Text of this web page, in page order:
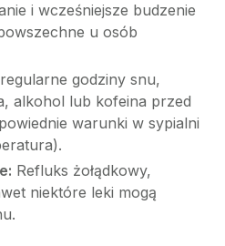
i wcześniejsze budzenie
u osób
godziny snu,
alkohol lub kofeina przed
warunki w sypialni
Refluks żołądkowy,
niektóre leki mogą